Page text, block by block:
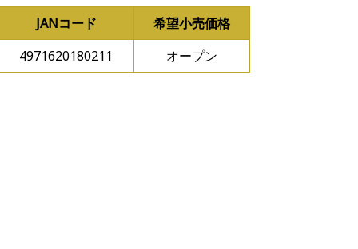
JANコード
希望小売価格
4971620180211
オープン